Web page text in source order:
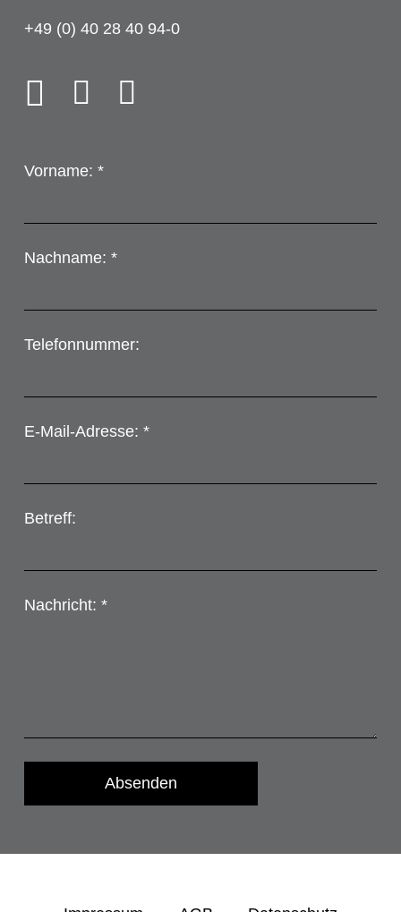
+49 (0) 40 28 40 94-0
Vorname: *
Nachname: *
Telefonnummer:
E-Mail-Adresse: *
Betreff:
Nachricht: *
Absenden